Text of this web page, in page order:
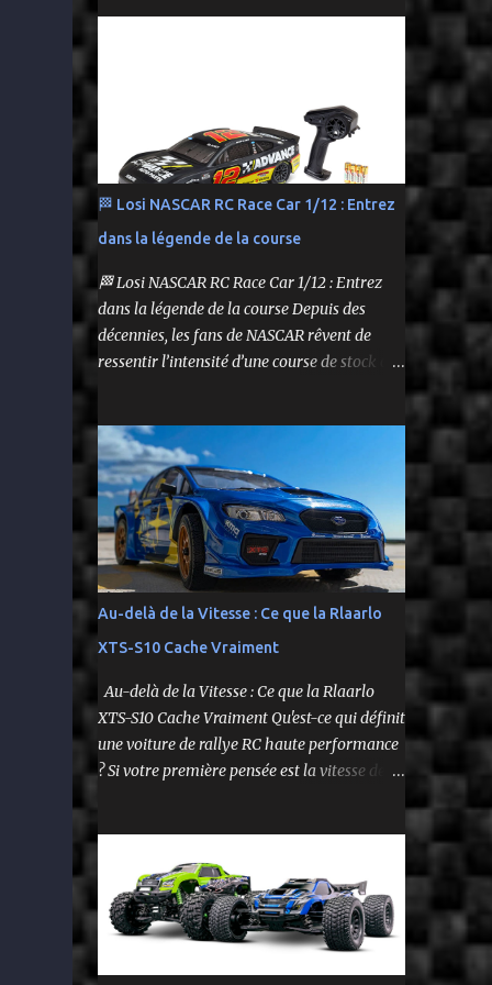
Carrosserie peinte et décorée Radio à volant
bashing.
🏁 Losi NASCAR RC Race Car 1/12 : Entrez
dans la légende de la course
🏁 Losi NASCAR RC Race Car 1/12 : Entrez
dans la légende de la course Depuis des
décennies, les fans de NASCAR rêvent de
ressentir l’intensité d’une course de stock car
bolide pas comme les autres : une voiture de
course radiocommandée à l’échelle 1/12,
fidèle à l’univers NASCAR, prête à foncer sur
n’importe quelle surface plate. Voici le Losi
NASCAR RC Race Car , dans sa version Ryan
Blaney No. 12 Advance Auto Parts Ford
Mustang RTR 2025 .
Au-delà de la Vitesse : Ce que la Rlaarlo
XTS-S10 Cache Vraiment
Au-delà de la Vitesse : Ce que la Rlaarlo
XTS-S10 Cache Vraiment Qu'est-ce qui définit
une voiture de rallye RC haute performance
? Si votre première pensée est la vitesse de
XTS-S10 nous rappelle que les détails les plus
impressionnants se cachent souvent dans la
conception, les matériaux et la philosophie
du produit. Plongeons dans les aspects
surprenants qui font de cette machine bien